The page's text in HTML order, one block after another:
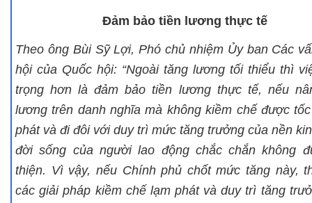
Đảm bảo tiền lương thực tế
Theo ông Bùi Sỹ Lợi, Phó chủ nhiệm Ủy ban Các
hội của Quốc hội: “Ngoài tăng lương tối thiểu thì
trọng hơn là đảm bảo tiền lương thực tế, nếu
lương trên danh nghĩa mà không kiềm chế được
phát và đi đôi với duy trì mức tăng trưởng của nền
đời sống của người lao động chắc chắn không
thiện. Vì vậy, nếu Chính phủ chốt mức tăng này,
các giải pháp kiềm chế lạm phát và duy trì tăng